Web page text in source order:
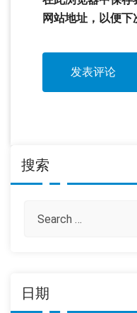
网站地址，以便下
搜索
日期